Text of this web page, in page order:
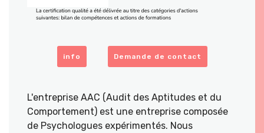
info Demande de contact
L'entreprise AAC (Audit des Aptitudes et du
Comportement) est une entreprise composée
de Psychologues expérimentés. Nous